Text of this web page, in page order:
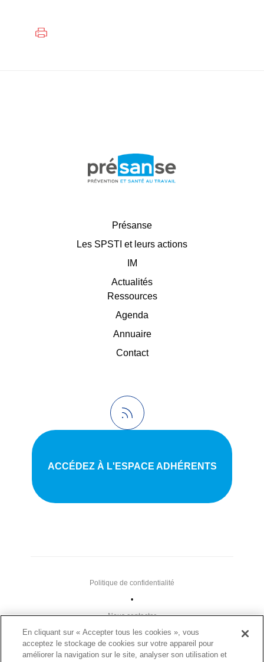
Présanse
Les SPSTI et leurs actions
IM
Actualités
Ressources
Agenda
Annuaire
Contact
ACCÉDEZ À L'ESPACE ADHÉRENTS
Nous contacter
•
Politique de confidentialité
En cliquant sur « Accepter tous les cookies », vous
acceptez le stockage de cookies sur votre appareil pour
améliorer la navigation sur le site, analyser son utilisation et